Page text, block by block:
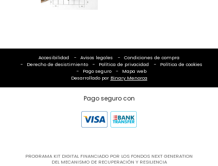
Accesibilidad Avisos legales
Condiciones de compra
Derecho de desistimiento
Política de privacidad
Política de cookies
Pago seguro
Mapa web
Desarrollado por Binary Menorca
Pago seguro con
PROGRAMA KIT DIGITAL FINANCIADO POR LOS FONDOS NEXT GENERATION
DEL MECANISMO DE RECUPERACIÓN Y RESILIENCIA